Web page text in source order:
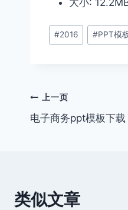
大小:
文
章
#2016 #PPT模
文
章
上一页
电子商务ppt模板下载
类似文章